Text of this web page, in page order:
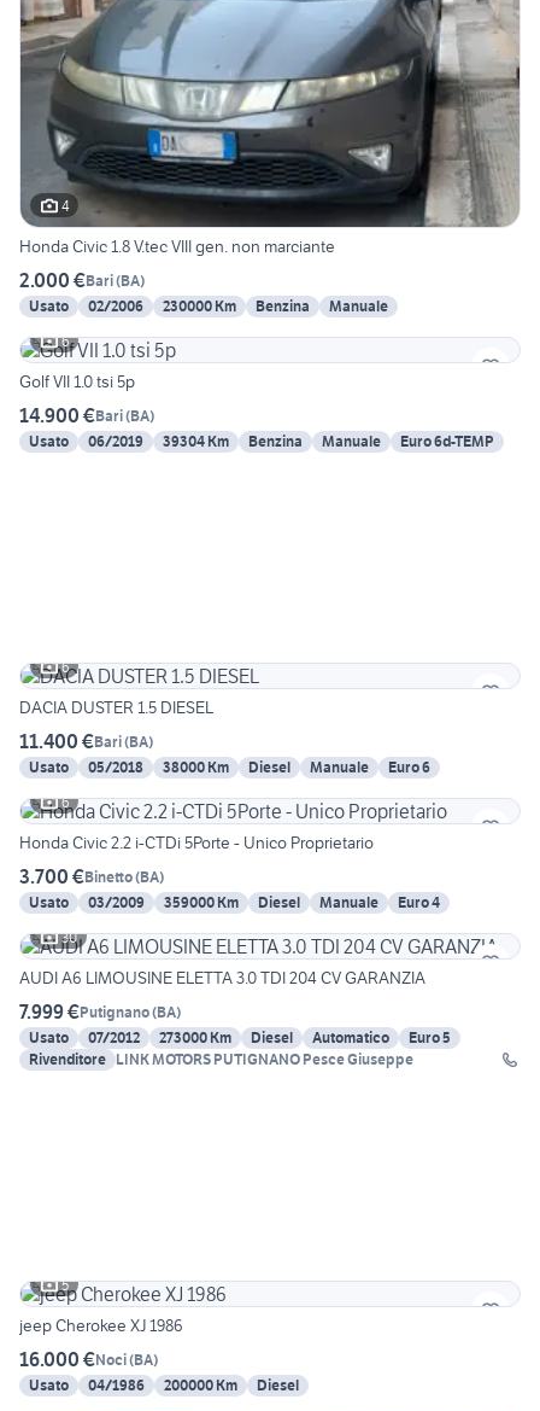
4
Honda Civic 1.8 V.tec VIII gen. non marciante
2.000 €Bari(BA)
Usato
02/2006 230000 Km Benzina
Manuale
6
Golf VII 1.0 tsi 5p
14.900 €Bari(BA)
Usato
06/2019 39304 Km Benzina Manuale Euro 6d-TEMP
6
DACIA DUSTER 1.5 DIESEL
11.400 €Bari(BA)
Usato
05/2018 38000 Km Diesel Manuale
Euro 6
6
Honda Civic 2.2 i-CTDi 5Porte - Unico Proprietario
3.700 €Binetto(BA)
Usato
03/2009 359000 Km Diesel Manuale
Euro 4
30
AUDI A6 LIMOUSINE ELETTA 3.0 TDI 204 CV GARANZIA
7.999 €Putignano(BA)
Usato
07/2012 273000 Km Diesel Automatico
Euro 5
Rivenditore LINK MOTORS PUTIGNANO Pesce Giuseppe
5
jeep Cherokee XJ 1986
16.000 €Noci(BA)
Usato
04/1986 200000 Km Diesel